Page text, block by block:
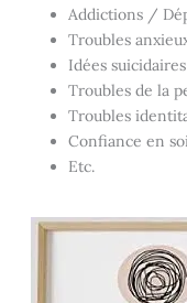
Addictions /
Troubles
Idées
Troubles de la
Troubles
Confiance en
Etc.